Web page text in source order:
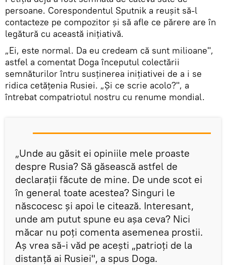
persoane. Corespondentul Sputnik a reușit să-l
contacteze pe compozitor și să afle ce părere are în
legătură cu această inițiativă.
„Ei, este normal. Da eu credeam că sunt milioane",
astfel a comentat Doga începutul colectării
semnăturilor întru susținerea inițiativei de a i se
ridica cetățenia Rusiei. „Și ce scrie acolo?", a
întrebat compatriotul nostru cu renume mondial.
„Unde au găsit ei opiniile mele proaste
despre Rusia? Să găsească astfel de
declarații făcute de mine. De unde scot ei
în general toate acestea? Singuri le
născocesc și apoi le citează. Interesant,
unde am putut spune eu așa ceva? Nici
măcar nu poți comenta asemenea prostii.
Aș vrea să-i văd pe acești „patrioți de la
distanță ai Rusiei", a spus Doga.